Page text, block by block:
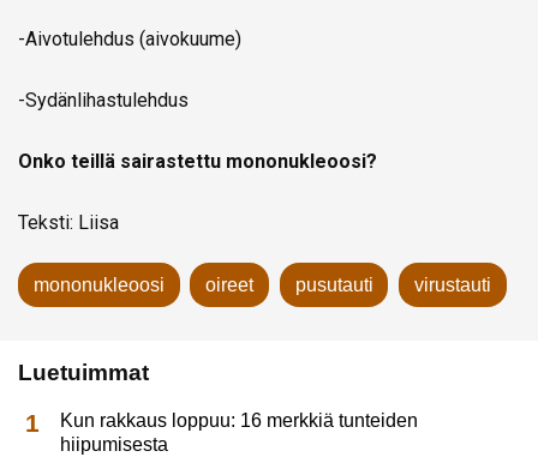
-Aivotulehdus (aivokuume)
-Sydänlihastulehdus
Onko teillä sairastettu mononukleoosi?
Teksti: Liisa
mononukleoosi oireet pusutauti virustauti
Luetuimmat
Kun rakkaus loppuu: 16 merkkiä tunteiden
hiipumisesta